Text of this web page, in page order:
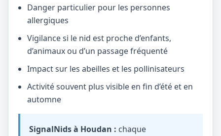
Danger particulier pour les personnes
allergiques
Vigilance si le nid est proche d’enfants,
d’animaux ou d’un passage fréquenté
Impact sur les abeilles et les pollinisateurs
Activité souvent plus visible en fin d’été et en
automne
SignalNids à Houdan : chaque